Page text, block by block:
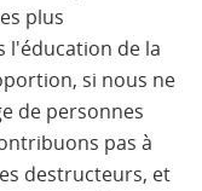
plus
l'éducation de la
si nous ne
de personnes
pas à
destructeurs, et